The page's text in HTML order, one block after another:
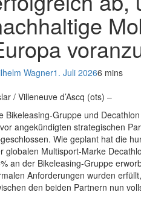
Wagner1. Juli 20266 mins
/ Villeneuve d’Ascq (ots) –
Bikeleasing-Gruppe und
angekündigten strategischen
Wie geplant hat die
globalen Multisport-Marke
an der Bikeleasing-Gruppe
Anforderungen wurden
den beiden Partnern nun